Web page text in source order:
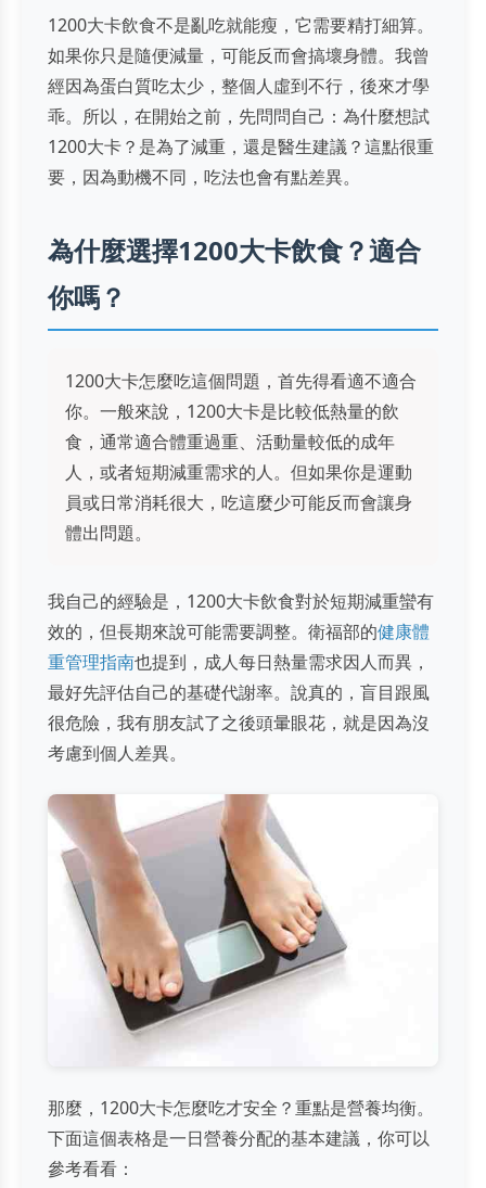
1200大卡飲食不是亂吃就能瘦，它需要精打細算。
如果你只是隨便減量，可能反而會搞壞身體。我曾
經因為蛋白質吃太少，整個人虛到不行，後來才學
乖。所以，在開始之前，先問問自己：為什麼想試
1200大卡？是為了減重，還是醫生建議？這點很重
要，因為動機不同，吃法也會有點差異。
為什麼選擇1200大卡飲食？適合
你嗎？
1200大卡怎麼吃這個問題，首先得看適不適合
你。一般來說，1200大卡是比較低熱量的飲
食，通常適合體重過重、活動量較低的成年
人，或者短期減重需求的人。但如果你是運動
員或日常消耗很大，吃這麼少可能反而會讓身
體出問題。
我自己的經驗是，1200大卡飲食對於短期減重蠻有
效的，但長期來說可能需要調整。衛福部的健康體
重管理指南也提到，成人每日熱量需求因人而異，
最好先評估自己的基礎代謝率。說真的，盲目跟風
很危險，我有朋友試了之後頭暈眼花，就是因為沒
考慮到個人差異。
那麼，1200大卡怎麼吃才安全？重點是營養均衡。
下面這個表格是一日營養分配的基本建議，你可以
參考看看：